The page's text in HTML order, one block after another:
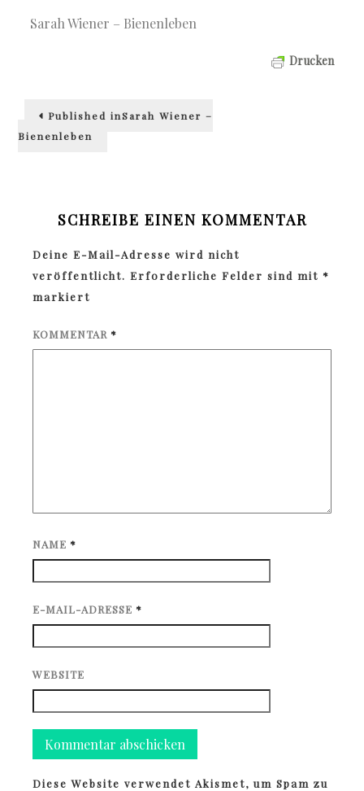
Sarah Wiener – Bienenleben
Drucken
Beitragsnavigation
Published inSarah Wiener –
Bienenleben
SCHREIBE EINEN KOMMENTAR
Deine E-Mail-Adresse wird nicht
veröffentlicht. Erforderliche Felder sind mit *
markiert
KOMMENTAR *
NAME *
E-MAIL-ADRESSE *
WEBSITE
Diese Website verwendet Akismet, um Spam zu